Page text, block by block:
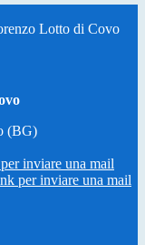
Lotto di Covo
(BG)
inviare una mail
per inviare una mail